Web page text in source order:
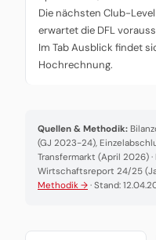
Die nächsten Club-
erwartet die DFL
Im Tab Ausblick findet
Hochrechnung.
Quellen & Methodik:
(GJ 2023-24),
Transfermarkt (April 2026) ·
Wirtschaftsreport 24/25
Methodik → · Stand: